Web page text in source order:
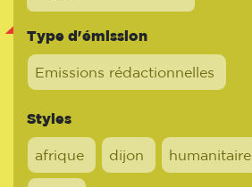
Type d'émission
Emissions rédactionnelles
Styles
afrique dijon humanitaire